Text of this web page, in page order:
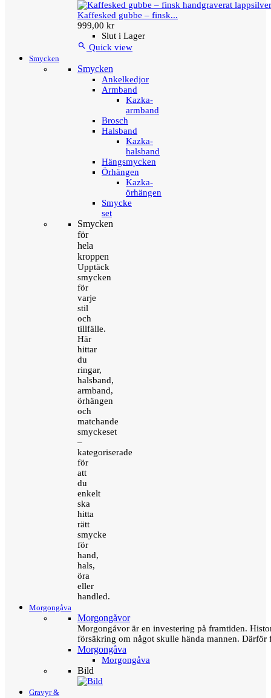
Kaffesked gubbe – finsk...
999,00 kr
Slut i Lager
 Quick view
Smycken
Smycken
Ankelkedjor
Armband
Kazka-
armband
Brosch
Halsband
Kazka-
halsband
Hängsmycken
Örhängen
Kazka-
örhängen
Smycke
set
Smycken
för
hela
kroppen
Upptäck
smycken
för
varje
stil
och
tillfälle.
Här
hittar
du
ringar,
halsband,
armband,
örhängen
och
matchande
smyckeset
–
kategoriserade
för
att
du
enkelt
ska
hitta
rätt
smycke
för
hand,
hals,
öra
eller
handled.
Morgongåva
Morgongåvor
Morgongåvor är en investering på framtiden.
försäkring om något skulle hända mannen.
Morgongåva
Morgongåva
Bild
Gravyr &